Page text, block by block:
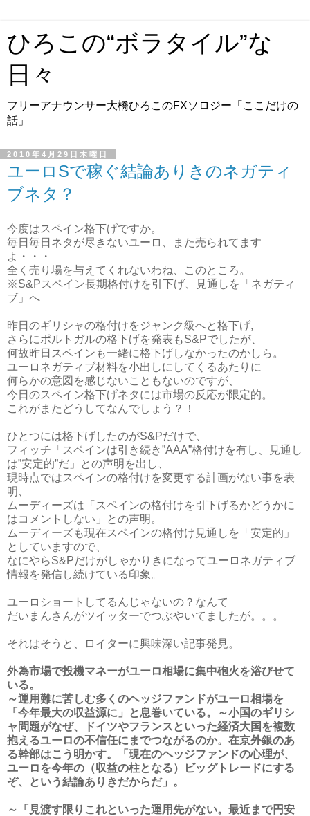
ひろこの“ボラタイル”な
日々
フリーアナウンサー大橋ひろこのFXソロジー「ここだけの
話」
2010年4月29日木曜日
ユーロSで稼ぐ結論ありきのネガティ
ブネタ？
今度はスペイン格下げですか。
毎日毎日ネタが尽きないユーロ、また売られてます
よ・・・
全く売り場を与えてくれないわね、このところ。
※S&Pスペイン長期格付けを引下げ、見通しを「ネガティ
ブ」へ
昨日のギリシャの格付けをジャンク級へと格下げ,
さらにポルトガルの格下げを発表もS&Pでしたが、
何故昨日スペインも一緒に格下げしなかったのかしら。
ユーロネガティブ材料を小出しにしてくるあたりに
何らかの意図を感じないこともないのですが、
今日のスペイン格下げネタには市場の反応が限定的。
これがまたどうしてなんでしょう？！
ひとつには格下げしたのがS&Pだけで、
フィッチ「スペインは引き続き”AAA”格付けを有し、見通し
は”安定的”だ」との声明を出し、
現時点ではスペインの格付けを変更する計画がない事を表
明、
ムーディーズは「スペインの格付けを引下げるかどうかに
はコメントしない」との声明。
ムーディーズも現在スペインの格付け見通しを「安定的」
としていますので、
なにやらS&Pだけがしゃかりきになってユーロネガティブ
情報を発信し続けている印象。
ユーロショートしてるんじゃないの？なんて
だいまんさんがツイッターでつぶやいてましたが。。。
それはそうと、ロイターに興味深い記事発見。
外為市場で投機マネーがユーロ相場に集中砲火を浴びせて
いる。
～運用難に苦しむ多くのヘッジファンドがユーロ相場を
「今年最大の収益源に」と息巻いている。～小国のギリシ
ャ問題がなぜ、ドイツやフランスといった経済大国を複数
抱えるユーロの不信任にまでつながるのか。在京外銀のあ
る幹部はこう明かす。「現在のヘッジファンドの心理が、
ユーロを今年の（収益の柱となる）ビッグトレードにする
ぞ、という結論ありきだからだ」。
～「見渡す限りこれといった運用先がない。最近まで円安